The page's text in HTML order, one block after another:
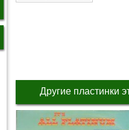
Другие пластинки